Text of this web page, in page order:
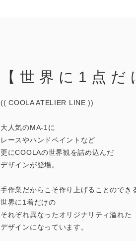
【世界に1点
(( COOLA ATELIER LINE ))
大人気のMA-1に
レースやハンドペイントなど
更にCOOLAの世界観を詰め込んだ
デザインが登場。
手作業だからこそ作り上げることのでき
世界に1着だけの
それぞれ異なったオリジナリティ溢れた
デザインになっています。